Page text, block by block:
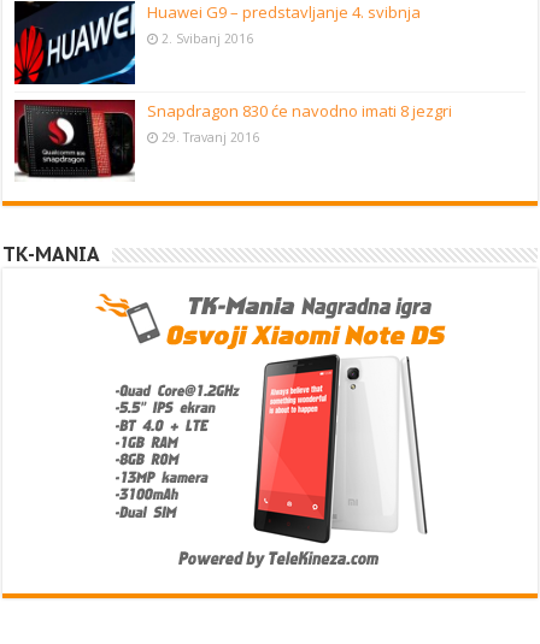
Huawei G9 – predstavljanje 4. svibnja
2. Svibanj 2016
Snapdragon 830 će navodno imati 8 jezgri
29. Travanj 2016
TK-MANIA